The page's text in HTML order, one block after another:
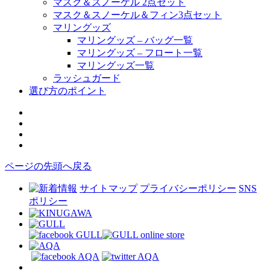
マスク＆スノーケル＆フィン3点セット
マリングッズ
マリングッズ – バッグ一覧
マリングッズ – フロート一覧
マリングッズ一覧
ラッシュガード
選び方のポイント
ページの先頭へ戻る
サイトマップ プライバシーポリシー SNS
ポリシー